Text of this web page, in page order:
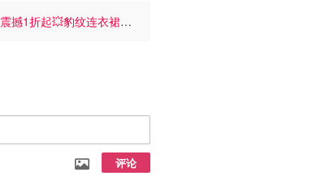
震撼1折起💥豹纹连衣裙才
评论